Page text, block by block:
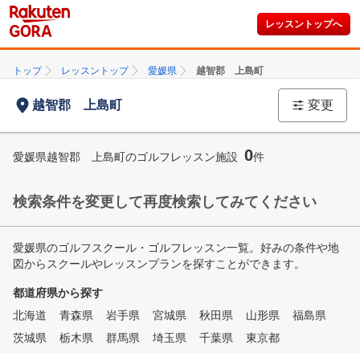
レッスントップへ
トップ レッスントップ 愛媛県 越智郡 上島町
越智郡 上島町 変更
愛媛県越智郡 上島町のゴルフレッスン施設 0件
検索条件を変更して再度検索してみてください
愛媛県のゴルフスクール・ゴルフレッスン一覧。好みの条件や地
図からスクールやレッスンプランを探すことができます。
都道府県から探す
北海道
青森県 岩手県 宮城県 秋田県 山形県
福島県
茨城県
栃木県 群馬県 埼玉県 千葉県
東京都